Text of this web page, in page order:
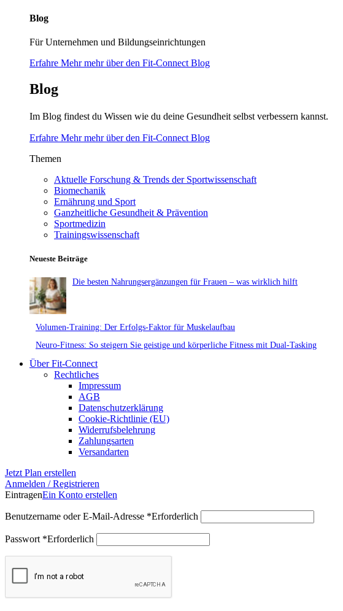
Blog
Für Unternehmen und Bildungseinrichtungen
Erfahre Mehr mehr über den Fit-Connect Blog
Blog
Im Blog findest du Wissen wie du deine Gesundheit selbst verbessern kannst.
Erfahre Mehr mehr über den Fit-Connect Blog
Themen
Aktuelle Forschung & Trends der Sportwissenschaft
Biomechanik
Ernährung und Sport
Ganzheitliche Gesundheit & Prävention
Sportmedizin
Trainingswissenschaft
Neueste Beiträge
Die besten Nahrungsergänzungen für Frauen – was wirklich hilft
Volumen-Training: Der Erfolgs-Faktor für Muskelaufbau
Neuro-Fitness: So steigern Sie geistige und körperliche Fitness mit Dual-Tasking
Über Fit-Connect
Rechtliches
Impressum
AGB
Datenschutzerklärung
Cookie-Richtlinie (EU)
Widerrufsbelehrung
Zahlungsarten
Versandarten
Jetzt Plan erstellen
Anmelden / Registrieren
EintragenEin Konto erstellen
Benutzername oder E-Mail-Adresse *Erforderlich
Passwort *Erforderlich